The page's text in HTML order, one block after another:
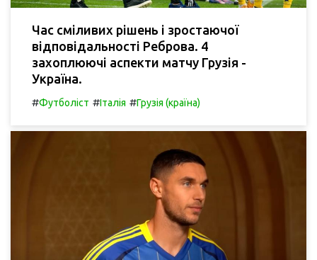
Час сміливих рішень і зростаючої
відповідальності Реброва. 4
захоплюючі аспекти матчу Грузія -
Україна.
#Футболіст #Італія #Грузія (країна)